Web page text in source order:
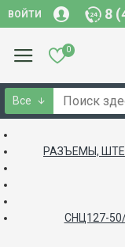
ВОЙТИ 8
0
Все
РАЗЪЕМЫ,
СНЦ127-